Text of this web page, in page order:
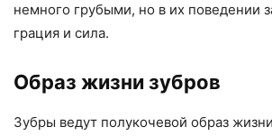
немного грубыми, но в их поведении
грация и сила.
Образ жизни зубров
Зубры ведут полукочевой образ